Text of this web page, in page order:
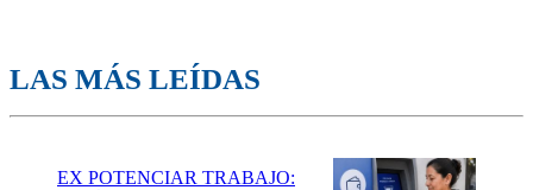
LAS MÁS LEÍDAS
EX POTENCIAR TRABAJO: